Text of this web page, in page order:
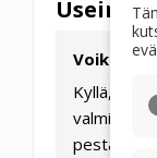
Usein
Voiko
Kyllä,
valmistetut
pestävä